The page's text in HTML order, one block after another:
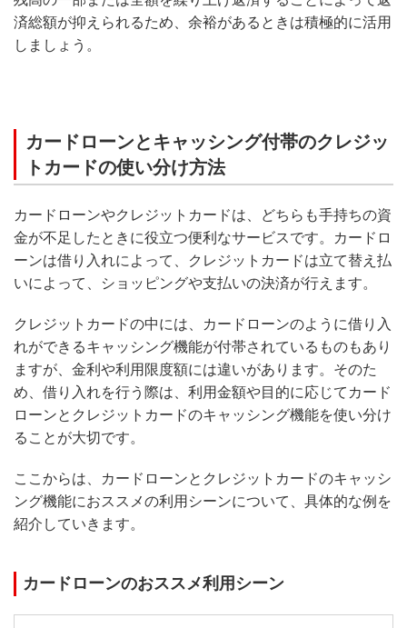
済総額が抑えられるため、余裕があるときは積極的に活用
しましょう。
カードローンとキャッシング付帯のクレジッ
トカードの使い分け方法
カードローンやクレジットカードは、どちらも手持ちの資
金が不足したときに役立つ便利なサービスです。カードロ
ーンは借り入れによって、クレジットカードは立て替え払
いによって、ショッピングや支払いの決済が行えます。
クレジットカードの中には、カードローンのように借り入
れができるキャッシング機能が付帯されているものもあり
ますが、金利や利用限度額には違いがあります。そのた
め、借り入れを行う際は、利用金額や目的に応じてカード
ローンとクレジットカードのキャッシング機能を使い分け
ることが大切です。
ここからは、カードローンとクレジットカードのキャッシ
ング機能におススメの利用シーンについて、具体的な例を
紹介していきます。
カードローンのおススメ利用シーン